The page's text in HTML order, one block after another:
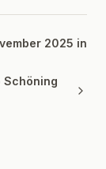
2025 in
Schöning